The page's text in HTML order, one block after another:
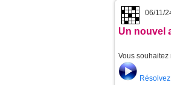
06/11/
Un nouvel
Vous souhaitez